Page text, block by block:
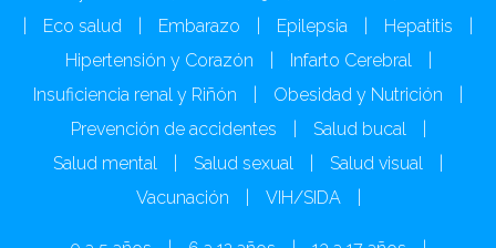
Eco salud Embarazo Epilepsia Hepatitis
Hipertensión y Corazón
Infarto Cerebral
Insuficiencia renal y Riñón
Obesidad y Nutrición
Prevención de accidentes
Salud bucal
Salud mental
Salud sexual Salud visual
Vacunación
VIH/SIDA